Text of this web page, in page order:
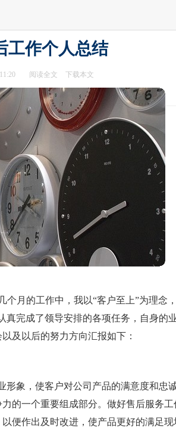
工作个人总结
阅读全文 下载本文
月的工作中，我以“客户至上”为理念
真完成了领导安排的各项任务，自身的
及以后的努力方向汇报如下：
形象，使客户对公司产品的满意度和忠
的一个重要组成部分。做好售后服务
便作出及时改进，使产品更好的满足